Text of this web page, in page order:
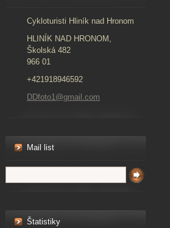
Cykloturisti Hliník nad Hronom
HLINÍK NAD HRONOM,
Školská 482
966 01
+421918946592
DDfoto1@gmail.com
Mail list
Štatistiky